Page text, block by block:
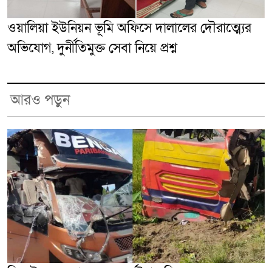
ওয়ালিয়া ইউনিয়ন ভূমি অফিসে দালালের দৌরাত্ম্যের
অভিযোগ, দুর্নীতিমুক্ত সেবা নিয়ে প্রশ্ন
আরও পড়ুন